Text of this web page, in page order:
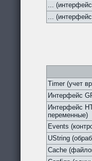
...
...
Timer (учет
Интерфейс
Интерфейс
переменные)
Events
UString
Cache